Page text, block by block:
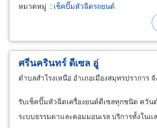
หมวดหมู่ : เช็คปั๊มหัวฉีดรถยนต์
ศรีนครินทร์ ดีเซล อู่
ตำบลสำโรงเหนือ อำเภอเมืองสมุทรปราการ
รับเช็คปั๊มหัวฉีดเครื่องยนต์ดีเซลทุกชนิด ควัน
ระบบธรรมดาและคอมมอนเรล บริการทั้งใน